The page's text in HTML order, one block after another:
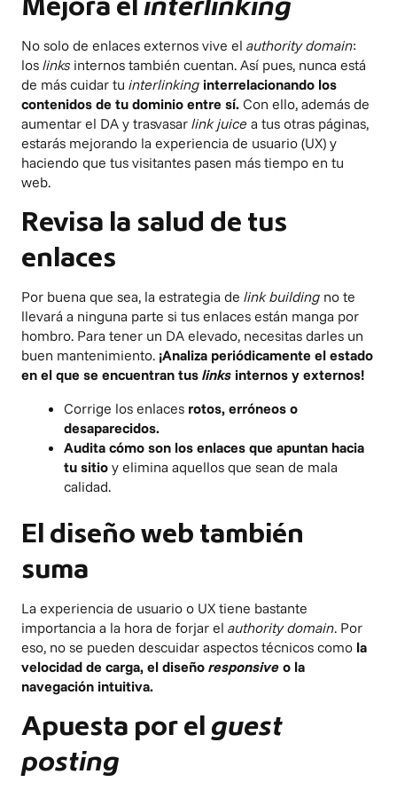
Mejora el interlinking
No solo de enlaces externos vive el authority domain:
los links internos también cuentan. Así pues, nunca está
de más cuidar tu interlinking interrelacionando los
contenidos de tu dominio entre sí. Con ello, además de
aumentar el DA y trasvasar link juice a tus otras páginas,
estarás mejorando la experiencia de usuario (UX) y
haciendo que tus visitantes pasen más tiempo en tu
web.
Revisa la salud de tus
enlaces
Por buena que sea, la estrategia de link building no te
llevará a ninguna parte si tus enlaces están manga por
hombro. Para tener un DA elevado, necesitas darles un
buen mantenimiento. ¡Analiza periódicamente el estado
en el que se encuentran tus links internos y externos!
Corrige los enlaces rotos, erróneos o
desaparecidos.
Audita cómo son los enlaces que apuntan hacia
tu sitio y elimina aquellos que sean de mala
calidad.
El diseño web también
suma
La experiencia de usuario o UX tiene bastante
importancia a la hora de forjar el authority domain. Por
eso, no se pueden descuidar aspectos técnicos como la
velocidad de carga, el diseño responsive o la
navegación intuitiva.
Apuesta por el guest
posting